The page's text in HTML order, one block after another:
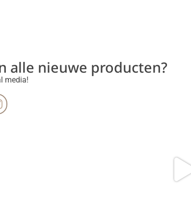
alle nieuwe producten?
media!